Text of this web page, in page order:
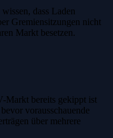
wissen, dass Laden
Gremiensitzungen nicht
Markt besetzen.
Markt bereits gekippt ist
vorausschauende
über mehrere